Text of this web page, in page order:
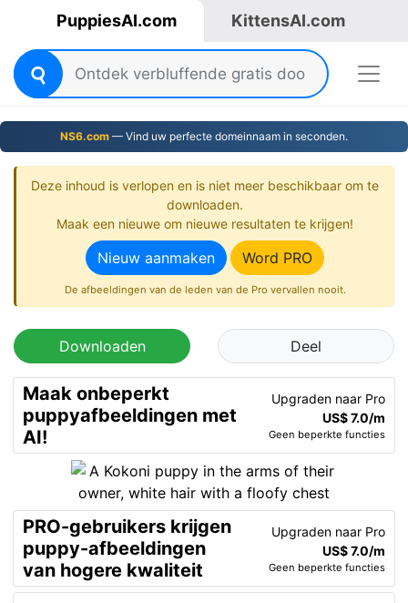
PuppiesAI.com KittensAI.com
NS6.com — Vind uw perfecte domeinnaam in seconden.
Deze inhoud is verlopen en is niet meer beschikbaar om te
downloaden.
Maak een nieuwe om nieuwe resultaten te krijgen!
Nieuw aanmaken Word PRO
De afbeeldingen van de leden van de Pro vervallen nooit.
Downloaden Deel
Maak onbeperkt
puppyafbeeldingen met
AI!
Upgraden naar Pro
US$ 7.0/m
Geen beperkte functies
PRO-gebruikers krijgen
puppy-afbeeldingen
van hogere kwaliteit
Upgraden naar Pro
US$ 7.0/m
Geen beperkte functies